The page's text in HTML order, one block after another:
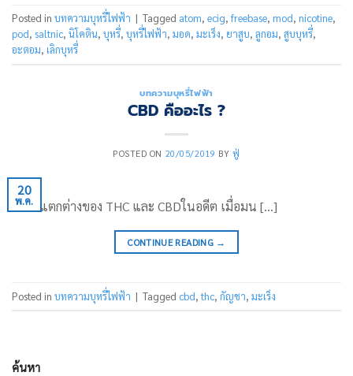
Posted in บทความบุหรี่ไฟฟ้า | Tagged atom, ecig,freebase, mod, nicotine,
pod, saltnic, นิโคติน, บุหรี่, บุหรี่ไฟฟ้า, มอด, มะเร็ง, ยาสูบ, ลูกอม, สูบบุหรี่,
อะตอม, เลิกบุหรี่
บทความบุหรี่ไฟฟ้า
CBD คืออะไร ?
POSTED ON 20/05/2019 BYฟู่
20
พ.ค.
ความแตกต่างของ THC และ CBDในอดีต เมื่อมน […]
CONTINUE READING →
Posted in บทความบุหรี่ไฟฟ้า | Tagged cbd,thc, กัญชา, มะเร็ง
ค้นหา